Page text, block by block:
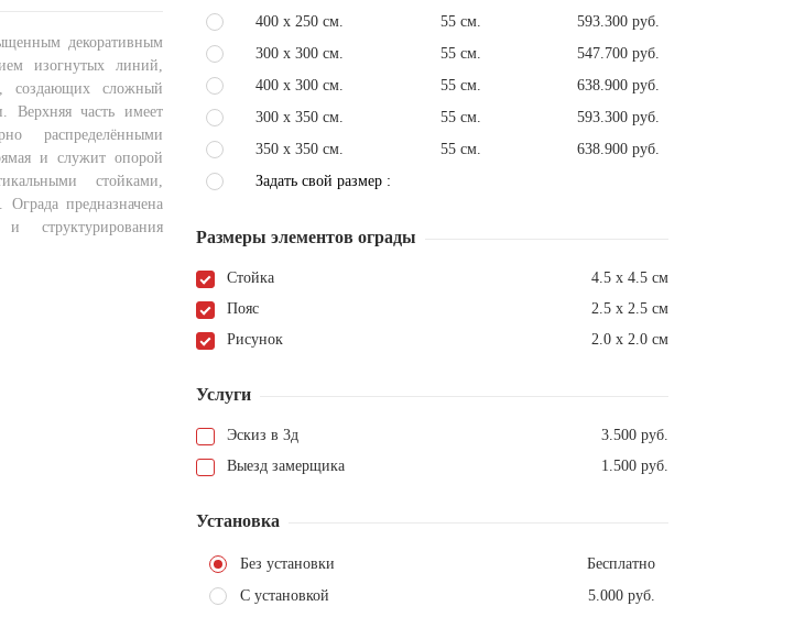
декоративным
изогнутых линий,
создающих сложный
Верхняя часть имеет
распределёнными
и служит опорой
стойками,
предназначена
структурирования
400 x 250 см.
55 см.
593.300 руб.
300 x 300 см.
55 см.
547.700 руб.
400 x 300 см.
55 см.
638.900 руб.
300 x 350 см.
55 см.
593.300 руб.
350 x 350 см.
55 см.
638.900 руб.
Задать свой размер :
Размеры элементов ограды
Стойка
4.5 х 4.5 см
Пояс
2.5 х 2.5 см
Рисунок
2.0 х 2.0 см
Услуги
Эскиз в 3д
3.500 руб.
Выезд замерщика
1.500 руб.
Установка
Без установки
Бесплатно
С установкой
5.000 руб.